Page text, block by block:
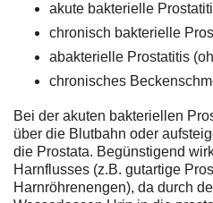
akute bakterielle
chronisch bakterielle
abakterielle Prostatitis
chronisches
Bei der akuten bakteriellen
über die Blutbahn oder
die Prostata. Begünstigend
Harnflusses (z.B. gutartige
Harnröhrenengen), da durch